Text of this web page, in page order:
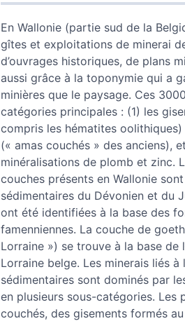
Texte
Citer cet article
Auteur
En Wallonie (partie sud de la
gîtes et exploitations de minerai
d’ouvrages historiques, de plans
aussi grâce à la toponymie qui a
minières que le paysage. Ces
catégories principales : (1) les
compris les hématites
(« amas couchés » des anciens),
minéralisations de plomb et zinc.
couches présents en Wallonie
sédimentaires du Dévonien et du
ont été identifiées à la base des
famenniennes. La couche de
Lorraine ») se trouve à la base de
Lorraine belge. Les minerais liés à
sédimentaires sont dominés par
en plusieurs sous-catégories. Les
couchés, des gisements formés